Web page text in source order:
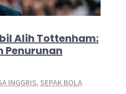
Alih Tottenham:
Penurunan
INGGRIS, SEPAK BOLA